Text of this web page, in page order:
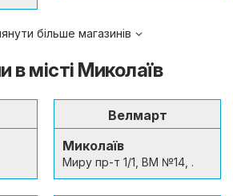
більше магазинів
в місті Миколаїв
Велмарт
Миколаїв
Миру пр-т 1/1, ВМ №14, .